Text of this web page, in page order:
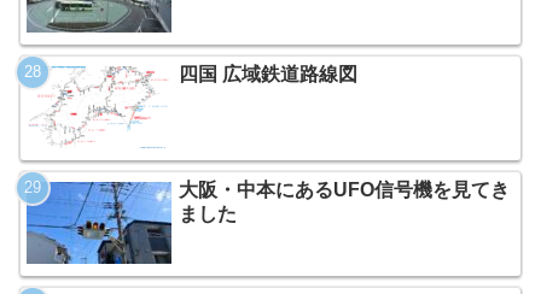
四国 広域鉄道路線図
大阪・中本にあるUFO信号機を見てき
ました